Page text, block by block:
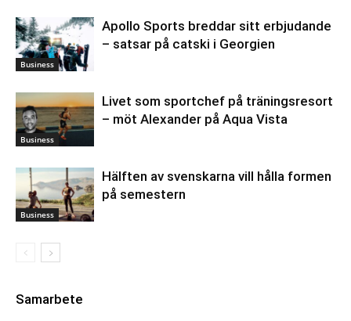
Business
Apollo Sports breddar sitt erbjudande
– satsar på catski i Georgien
Business
Livet som sportchef på träningsresort
– möt Alexander på Aqua Vista
Business
Hälften av svenskarna vill hålla formen
på semestern
Samarbete